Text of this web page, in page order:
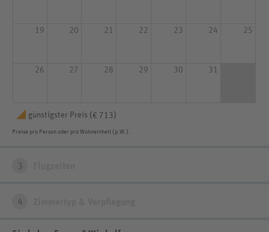
19 20 21 22 23 24 25
26 27 28 29 30 31
günstigster Preis (€ 713)
Preise pro Person oder pro Wohneinheit (p.W.).
3
4